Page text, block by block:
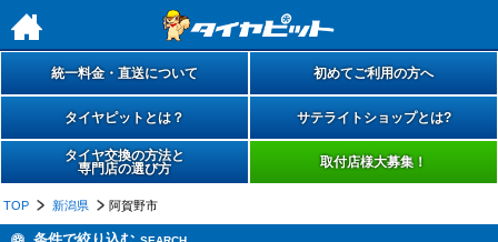
h
統一料金・直送について 初めてご利用の方へ
タイヤピットとは？ サテライトショップとは?
タイヤ交換の方法と
専門店の選び方
取付店様大募集！
TOP 新潟県 阿賀野市